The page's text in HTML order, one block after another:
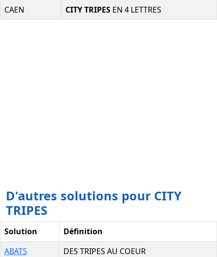
CAEN
CITY TRIPES EN 4 LETTRES
D'autres solutions pour CITY
TRIPES
Solution
Définition
ABATS
DES TRIPES AU COEUR